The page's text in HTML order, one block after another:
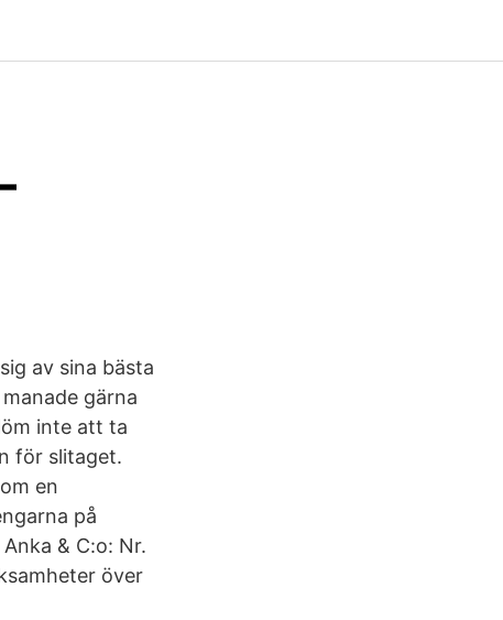
av sina bästa
gärna
inte att ta
för slitaget.
en
på
& C:o: Nr.
över